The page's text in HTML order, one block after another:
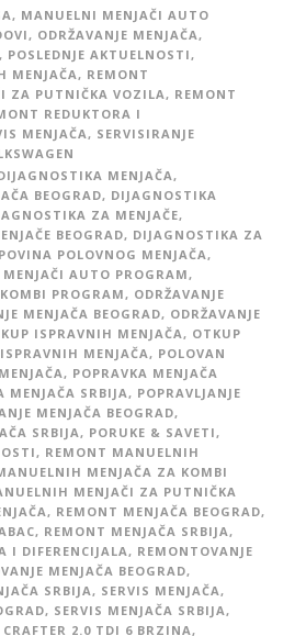
, MANUELNI MENJAČI AUTO
, ODRŽAVANJE MENJAČA,
, POSLEDNJE AKTUELNOSTI,
MENJAČA, REMONT
ZA PUTNIČKA VOZILA, REMONT
REDUKTORA I
MENJAČA, SERVISIRANJE
MENJAČA,
BEOGRAD, DIJAGNOSTIKA
ZA MENJAČE,
BEOGRAD, DIJAGNOSTIKA ZA
POLOVNOG MENJAČA,
AUTO PROGRAM,
PROGRAM, ODRŽAVANJE
MENJAČA BEOGRAD, ODRŽAVANJE
ISPRAVNIH MENJAČA, OTKUP
MENJAČA, POLOVAN
, POPRAVKA MENJAČA
MENJAČA SRBIJA, POPRAVLJANJE
MENJAČA BEOGRAD,
SRBIJA, PORUKE & SAVETI,
, REMONT MANUELNIH
MENJAČA ZA KOMBI
MENJAČI ZA PUTNIČKA
, REMONT MENJAČA BEOGRAD,
, REMONT MENJAČA SRBIJA,
I DIFERENCIJALA, REMONTOVANJE
MENJAČA BEOGRAD,
SRBIJA, SERVIS MENJAČA,
, SERVIS MENJAČA SRBIJA,
CRAFTER 2.0 TDI 6 BRZINA,